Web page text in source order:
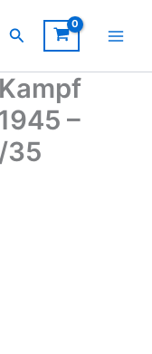
Buscar
–
35